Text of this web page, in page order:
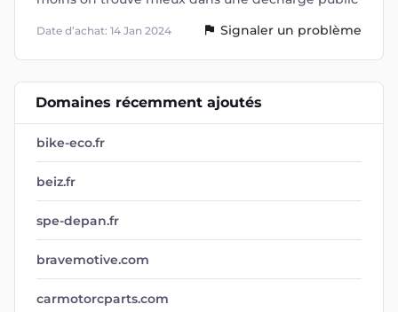
Date d’achat: 14 Jan 2024 Signaler un problème
Domaines récemment ajoutés
bike-eco.fr
beiz.fr
spe-depan.fr
bravemotive.com
carmotorcparts.com